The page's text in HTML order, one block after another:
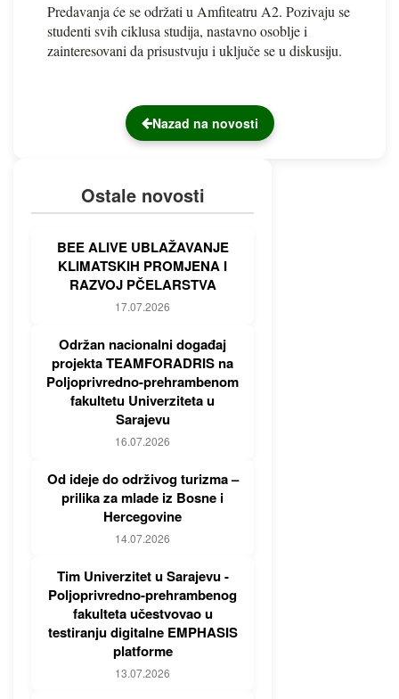
Predavanja će se održati u Amfiteatru A2. Pozivaju se
studenti svih ciklusa studija, nastavno osoblje i
zainteresovani da prisustvuju i uključe se u diskusiju.
Nazad na novosti
Ostale novosti
BEE ALIVE UBLAŽAVANJE
KLIMATSKIH PROMJENA I
RAZVOJ PČELARSTVA
17.07.2026
Održan nacionalni događaj
projekta TEAMFORADRIS na
Poljoprivredno-prehrambenom
fakultetu Univerziteta u
Sarajevu
16.07.2026
Od ideje do održivog turizma –
prilika za mlade iz Bosne i
Hercegovine
14.07.2026
Tim Univerzitet u Sarajevu -
Poljoprivredno-prehrambenog
fakulteta učestvovao u
testiranju digitalne EMPHASIS
platforme
13.07.2026